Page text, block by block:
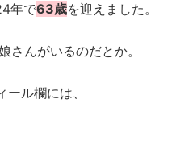
年で63歳を迎えました。
さんがいるのだとか。
ル欄には、